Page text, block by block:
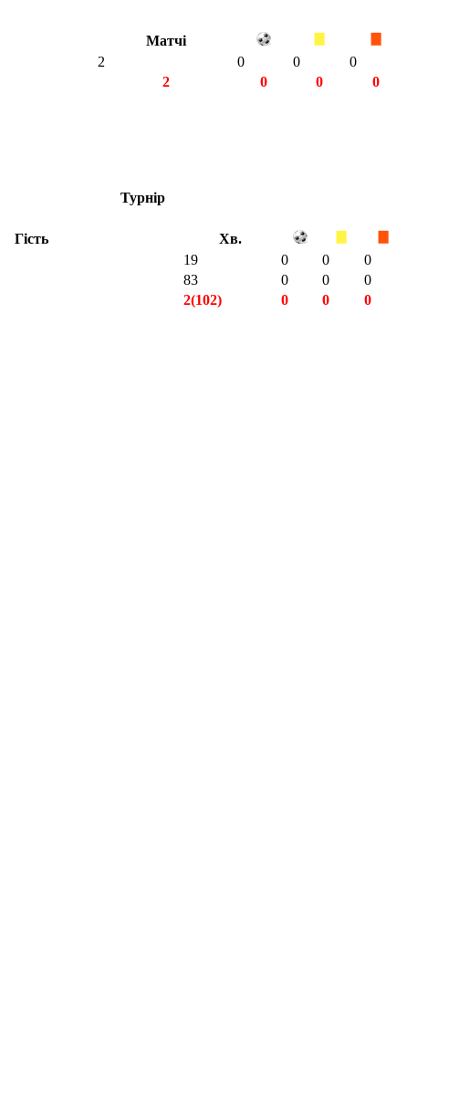
Матчі
2 0 0
0
2 0 0 0
Турнір
Гість
Хв.
19 0 0
0
83 0 0
0
2(102) 0 0
0